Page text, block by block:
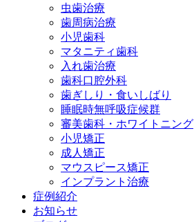
虫歯治療
歯周病治療
小児歯科
マタニティ歯科
入れ歯治療
歯科口腔外科
歯ぎしり・食いしばり
睡眠時無呼吸症候群
審美歯科・ホワイトニング
小児矯正
成人矯正
マウスピース矯正
インプラント治療
症例紹介
お知らせ